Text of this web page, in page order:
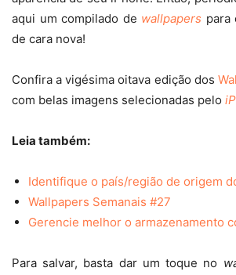
aqui um compilado de wallpapers para
de cara nova!
Confira a vigésima oitava edição dos
com belas imagens selecionadas pelo
Leia também:
Identifique o país/região de origem
Wallpapers Semanais #27
Gerencie melhor o armazenamento
Para salvar, basta dar um toque no